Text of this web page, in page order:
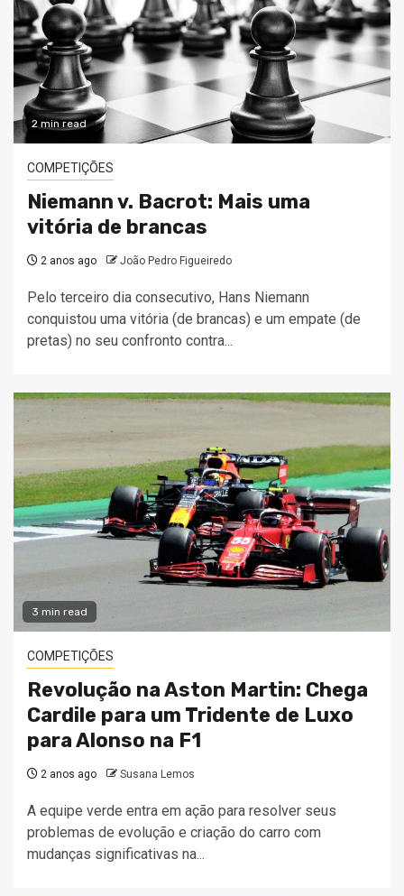
2 min read
COMPETIÇÕES
Niemann v. Bacrot: Mais uma
vitória de brancas
2 anos ago João Pedro Figueiredo
Pelo terceiro dia consecutivo, Hans Niemann
conquistou uma vitória (de brancas) e um empate (de
pretas) no seu confronto contra...
3 min read
COMPETIÇÕES
Revolução na Aston Martin: Chega
Cardile para um Tridente de Luxo
para Alonso na F1
2 anos ago Susana Lemos
A equipe verde entra em ação para resolver seus
problemas de evolução e criação do carro com
mudanças significativas na...